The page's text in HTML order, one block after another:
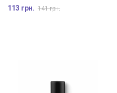
113 грн. 141 грн.